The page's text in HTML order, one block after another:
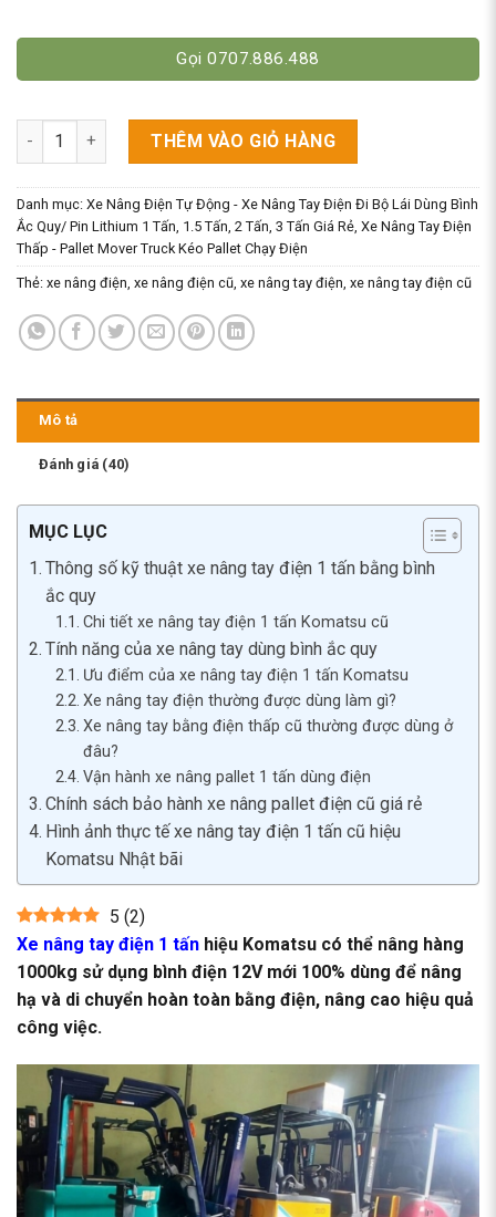
Gọi 0707.886.488
Xe Nâng Tay Điện 1 Tấn Komatsu Nhật cũ - Bình Ắc Quy 12V
THÊM VÀO GIỎ HÀNG
Danh mục: Xe Nâng Điện Tự Động - Xe Nâng Tay Điện Đi Bộ Lái Dùng Bình
Ắc Quy/ Pin Lithium 1 Tấn, 1.5 Tấn, 2 Tấn, 3 Tấn Giá Rẻ Xe Nâng Tay Điện
Thấp - Pallet Mover Truck Kéo Pallet Chạy Điện
Thẻ: xe nâng điện xe nâng điện cũ xe nâng tay điện xe nâng tay điện cũ
Mô tả
Đánh giá (40)
MỤC LỤC
Thông số kỹ thuật xe nâng tay điện 1 tấn bằng bình
ắc quy
Chi tiết xe nâng tay điện 1 tấn Komatsu cũ
Tính năng của xe nâng tay dùng bình ắc quy
Ưu điểm của xe nâng tay điện 1 tấn Komatsu
Xe nâng tay điện thường được dùng làm gì?
Xe nâng tay bằng điện thấp cũ thường được dùng ở
đâu?
Vận hành xe nâng pallet 1 tấn dùng điện
Chính sách bảo hành xe nâng pallet điện cũ giá rẻ
Hình ảnh thực tế xe nâng tay điện 1 tấn cũ hiệu
Komatsu Nhật bãi
5 (2)
Xe nâng tay điện 1 tấn hiệu Komatsu có thể nâng hàng
1000kg sử dụng bình điện 12V mới 100% dùng để nâng
hạ và di chuyển hoàn toàn bằng điện, nâng cao hiệu quả
công việc.